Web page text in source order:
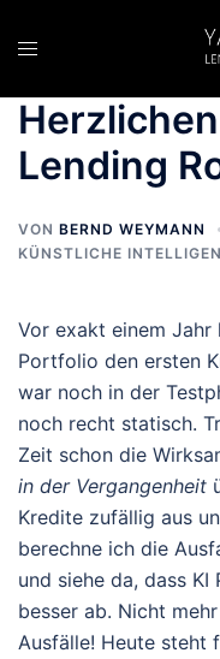
InhaltMenü
Lending
VON BERND WEYMANN
KÜNSTLICHE
Vor exakt einem
Portfolio den ersten
war noch in der
noch recht statisch.
Zeit schon die
in der Vergangenheit
Kredite zufällig aus
berechne ich die
und siehe da, dass
besser ab. Nicht
Ausfälle! Heute steht